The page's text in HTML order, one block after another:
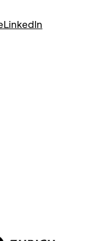
LinkedIn